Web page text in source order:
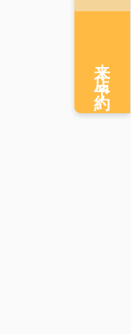
来店予約